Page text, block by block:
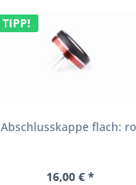
TIPP!
Abschlusskappe flach:
16,00 € *